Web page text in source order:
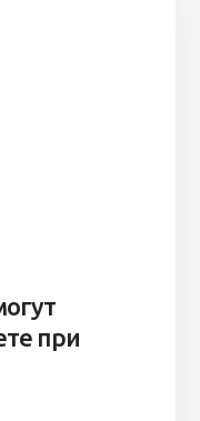
при